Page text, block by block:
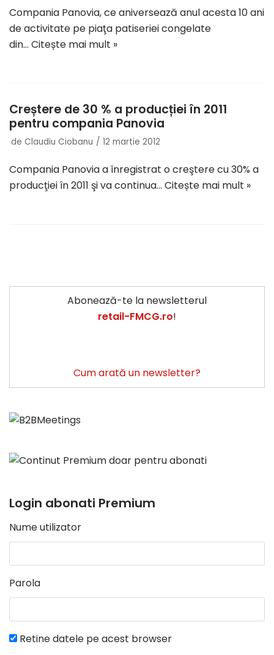
Compania Panovia, ce aniversează anul acesta 10 ani
de activitate pe piaţa patiseriei congelate
din… Citește mai mult »
Creștere de 30 % a producției în 2011
pentru compania Panovia
de Claudiu Ciobanu 12 martie 2012
Compania Panovia a înregistrat o creştere cu 30% a
producţiei în 2011 şi va continua… Citește mai mult »
Abonează-te la newsletterul
retail-FMCG.ro!
Cum arată un newsletter?
Login abonati Premium
Nume utilizator
Parola
Retine datele pe acest browser